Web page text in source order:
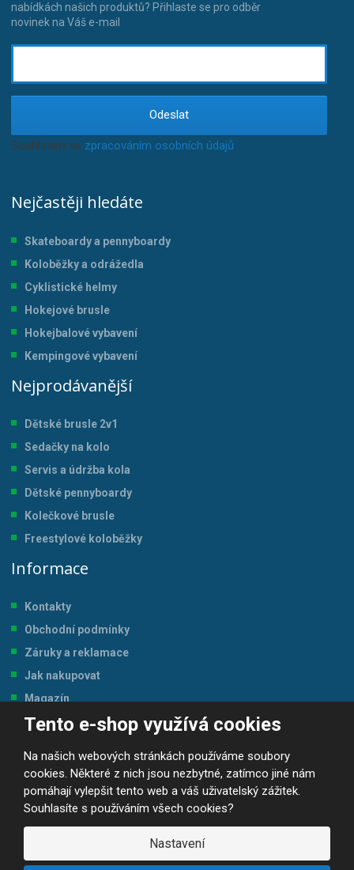
Tento e-shop využívá cookies
Na našich webových stránkách používáme soubory
cookies. Některé z nich jsou nezbytné, zatímco jiné nám
pomáhají vylepšit tento web a váš uživatelský zážitek.
Souhlasíte s používáním všech cookies?
Nastavení
nabídkách našich produktů? Přihlaste se pro odběr
novinek na Váš e-mail
Odeslat
Souhlasím se zpracováním osobních údajů.
Nejčastěji hledáte
Skateboardy a pennyboardy
Koloběžky a odrážedla
Cyklistické helmy
Hokejové brusle
Hokejbalové vybavení
Kempingové vybavení
Nejprodávanější
Dětské brusle 2v1
Sedačky na kolo
Servis a údržba kola
Dětské pennyboardy
Kolečkové brusle
Freestylové koloběžky
Informace
Kontakty
Obchodní podmínky
Záruky a reklamace
Jak nakupovat
Magazín
Tabulka velikostí
© 2026, JP-SPORT.CZ SPORTOVNÍ POTŘEBY
Prohlášení o přístupnosti |Mapa stránek ||GDPR
VYROBILA
R